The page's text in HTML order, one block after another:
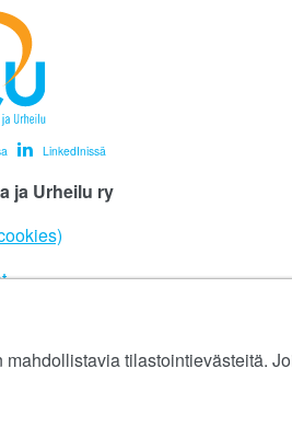
tilastointievästeitä.
LinkedInissä
ja Urheilu ry